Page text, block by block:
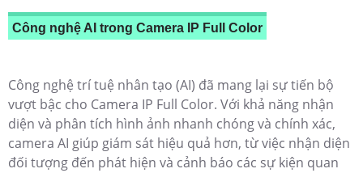
Công nghệ AI trong Camera IP Full Color
Công nghệ trí tuệ nhân tạo (AI) đã mang lại sự tiến bộ
vượt bậc cho Camera IP Full Color. Với khả năng nhận
diện và phân tích hình ảnh nhanh chóng và chính xác,
camera AI giúp giám sát hiệu quả hơn, từ việc nhận diện
đối tượng đến phát hiện và cảnh báo các sự kiện quan